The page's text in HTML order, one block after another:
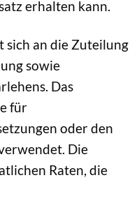
erhalten kann.
sich an die Zuteilung
sowie
Das
für
oder den
Die
Raten, die